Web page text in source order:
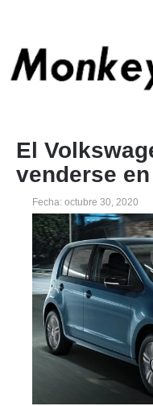
El
venderse
Fecha: octubre 30, 2020